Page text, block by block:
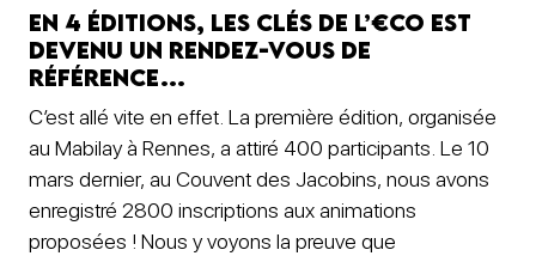
En 4 éditions, Les Clés de l’€co est
devenu un rendez-vous de
référence…
C’est allé vite en effet. La première édition, organisée
au Mabilay à Rennes, a attiré 400 participants. Le 10
mars dernier, au Couvent des Jacobins, nous avons
enregistré 2800 inscriptions aux animations
proposées ! Nous y voyons la preuve que